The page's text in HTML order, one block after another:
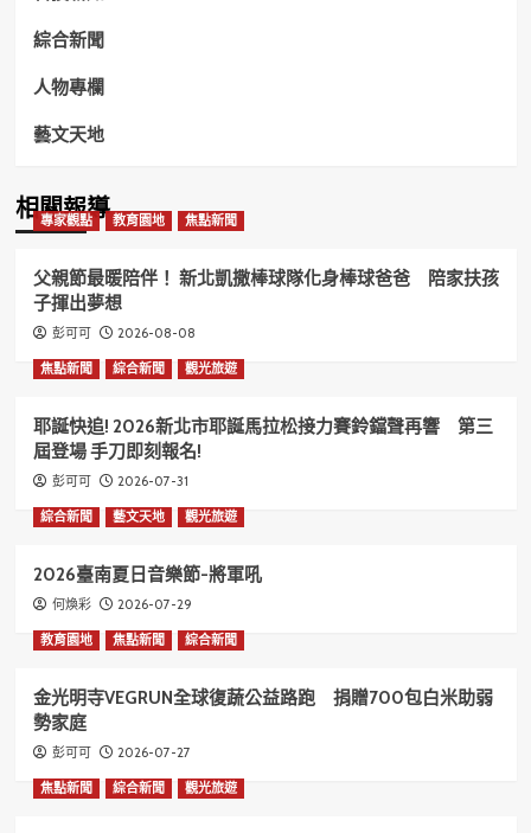
綜合新聞
人物專欄
藝文天地
相關報導
專家觀點 教育園地 焦點新聞
父親節最暖陪伴！ 新北凱撒棒球隊化身棒球爸爸 陪家扶孩
子揮出夢想
彭可可 2026-08-08
焦點新聞 綜合新聞 觀光旅遊
耶誕快追! 2026新北市耶誕馬拉松接力賽鈴鐺聲再響 第三
屆登場 手刀即刻報名!
彭可可 2026-07-31
綜合新聞 藝文天地 觀光旅遊
2026臺南夏日音樂節-將軍吼
何煥彩 2026-07-29
教育園地 焦點新聞 綜合新聞
金光明寺VEGRUN全球復蔬公益路跑 捐贈700包白米助弱
勢家庭
彭可可 2026-07-27
焦點新聞 綜合新聞 觀光旅遊